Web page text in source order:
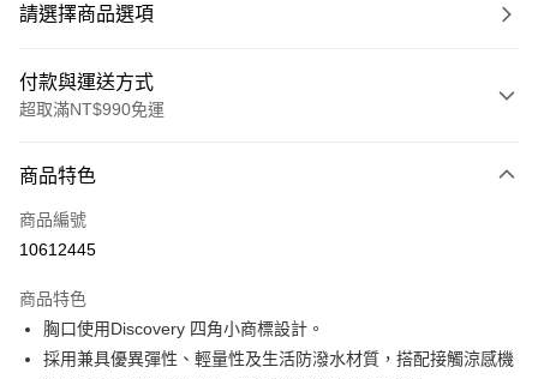
請選擇商品選項
付款與運送方式
超取滿NT$990免運
信用卡一次付款
超商取貨付款
Apple Pay
商品特色
商品編號
10612445
商品特色
胸口使用Discovery 四角小商標設計。
採用兼具優異彈性、輕量性及生活防潑水材質，搭配接觸涼感機